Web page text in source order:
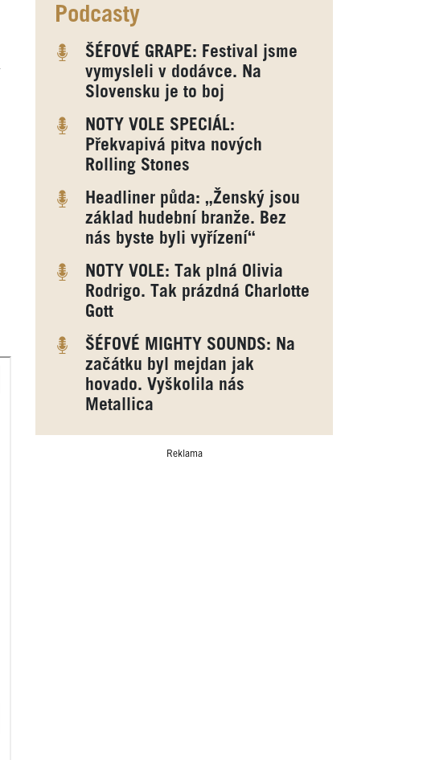
Podcasty
ŠÉFOVÉ GRAPE: Festival jsme
vymysleli v dodávce. Na
Slovensku je to boj
NOTY VOLE SPECIÁL:
Překvapivá pitva nových
Rolling Stones
Headliner půda: „Ženský jsou
základ hudební branže. Bez
nás byste byli vyřízení“
NOTY VOLE: Tak plná Olivia
Rodrigo. Tak prázdná Charlotte
Gott
ŠÉFOVÉ MIGHTY SOUNDS: Na
začátku byl mejdan jak
hovado. Vyškolila nás
Metallica
Reklama